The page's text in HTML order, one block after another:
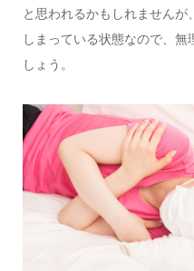
と思われるかもしれませんが
しまっている状態なので、無
しょう。